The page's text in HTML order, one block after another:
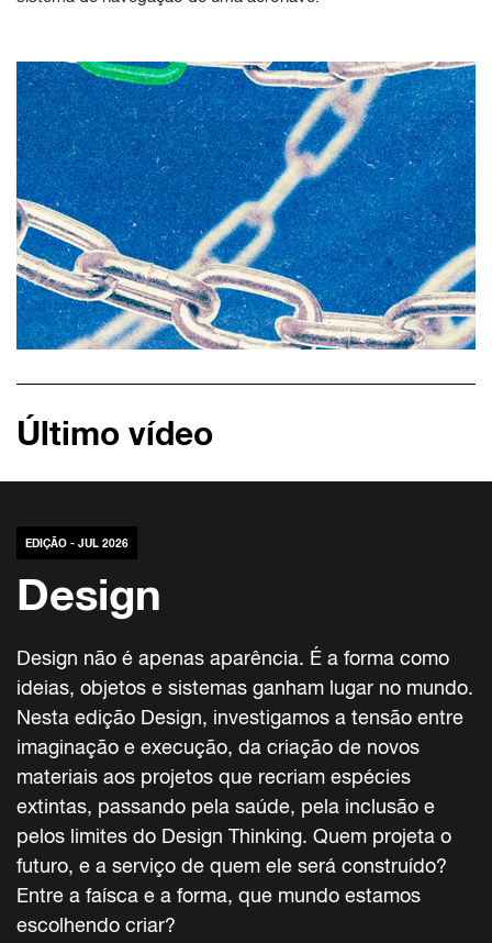
Último vídeo
EDIÇÃO - JUL 2026
Design
Design não é apenas aparência. É a forma como
ideias, objetos e sistemas ganham lugar no mundo.
Nesta edição Design, investigamos a tensão entre
imaginação e execução, da criação de novos
materiais aos projetos que recriam espécies
extintas, passando pela saúde, pela inclusão e
pelos limites do Design Thinking. Quem projeta o
futuro, e a serviço de quem ele será construído?
Entre a faísca e a forma, que mundo estamos
escolhendo criar?